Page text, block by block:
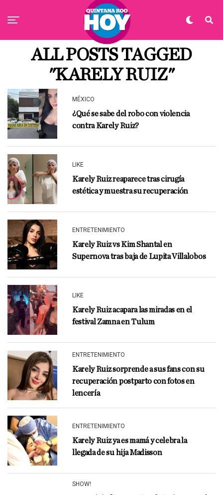
ALL POSTS TAGGED
"KARELY RUIZ"
MÉXICO
¿Qué se sabe del robo con violencia
contra Karely Ruiz?
LIKE
Karely Ruiz reaparece tras cirugía
estética y muestra su recuperación
ENTRETENIMIENTO
Karely Ruiz vs Kim Shantal en
Supernova tras baja de Lupita Villalobos
LIKE
Karely Ruiz acapara las miradas en el
festival Zamna en Tulum
ENTRETENIMIENTO
Karely Ruiz sorprende a sus fans con su
recuperación postparto con fotos en
lencería
ENTRETENIMIENTO
Karely Ruiz ya es mamá y celebra la
llegada de su hija Madisson
SHOW!